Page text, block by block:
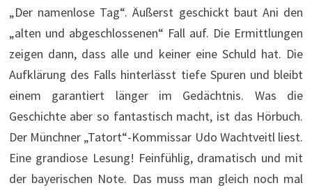
„Der namenlose Tag“. Äußerst geschickt baut Ani den
„alten und abgeschlossenen“ Fall auf. Die Ermittlungen
zeigen dann, dass alle und keiner eine Schuld hat. Die
Aufklärung des Falls hinterlässt tiefe Spuren und bleibt
einem garantiert länger im Gedächtnis. Was die
Geschichte aber so fantastisch macht, ist das Hörbuch.
Der Münchner „Tatort“-Kommissar Udo Wachtveitl liest.
Eine grandiose Lesung! Feinfühlig, dramatisch und mit
der bayerischen Note. Das muss man gleich noch mal